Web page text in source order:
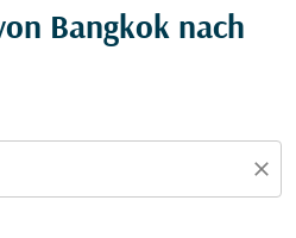
Bangkok nach
close